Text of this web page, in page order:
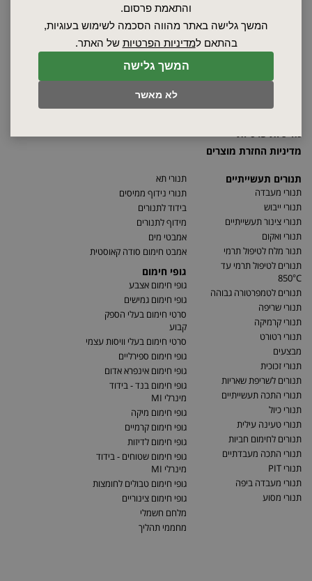
המשך גלישה
לא מאשר
והתאמת פרסום.
המשך גלישה באתר מהווה הסכמה לשימוש בעוגיות,
בהתאם למדיניות הפרטיות של האתר.
מדיניות פרטיות
מדיניות החזרת מוצרים
תנורים תעשייתיים
תנורי מעבדה
תנורי ייבוש
תנורי צינור תעשייתיים
תנורי ואקום
תנור מלח לטיפול תרמי
תנורים לטיפול תרמי עד
850°C
תנורים לטמפרטורה גבוהה
תנורי שריפה
תנורי קרמיקה
תנורי רטורט
מבצעים
תנורי זכוכית
תנורים לשריפת שאריות
תנורי התכה תעשייתיים
תנורי כיול
תנורי טעינה עילית
תנורים לחימום חביות
תנורי התכה מעבדתיים
תנורי PIT
תנורי מעבדה ביפה
תנורי מסוע
תנורי תא
תנורי נידוף ממיסים
בידוד לתנורים
מידוף לתנורים
אמבטי מים
אמבט חימום סודה קאוסטית
גופי חימום
גופי חימום אצבע
גופי חימום גמישים
סרטי חימום בעלי הספק
קבוע
סרטי חימום בעלי וויסות עצמי
גופי חימום ספירליים
גופי חימום אינפרא אדום
גופי חימום בנד - בידוד
מינרלי MI
גופי חימום מיקה
גופי חימום קרמיים
גופי חימום לדיזות
גופי חימום שטוחים - בידוד
מינרלי MI
גופי חימום טבולים לחומצות
גופי חימום צינוריים
מלחם חשמלי
מחממי תהליך